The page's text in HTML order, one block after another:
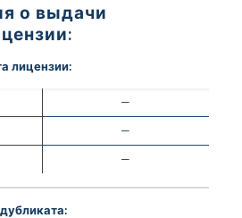
о выдачи
лицензии:
—
—
—